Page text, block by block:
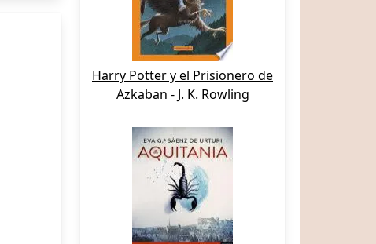
Harry Potter y el Prisionero de
Azkaban - J. K. Rowling